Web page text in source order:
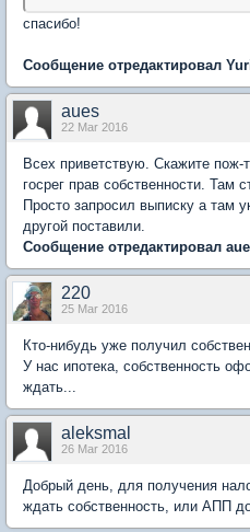
спасибо!
Сообщение отредактировал
aues
22 Mar 2016
Всех приветствую. Скажите пож-
госрег прав собственности. Там
Просто запросил выписку а там
другой поставили.
Сообщение отредактировал
220
25 Mar 2016
Кто-нибудь уже получил
У нас ипотека, собственность
ждать...
aleksmal
26 Mar 2016
Добрый день, для получения
ждать собственность, или АПП